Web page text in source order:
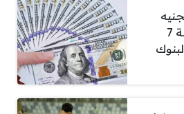
المصري اليوم الجمعة 7
في البنوك